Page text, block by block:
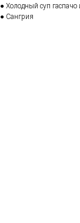
● Холодный суп
● Сангрия